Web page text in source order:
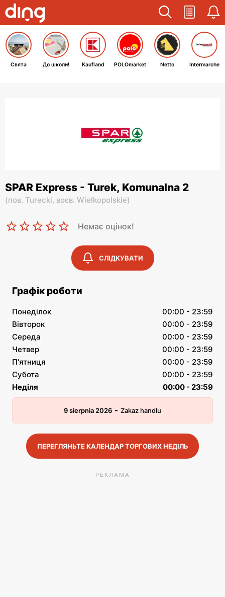
Свята До школи! Kaufland POLOmarket Netto Intermarche
SPAR Express - Turek, Komunalna 2
(пов. Turecki, воєв. Wielkopolskie)
Немає оцінок!
СЛІДКУВАТИ
Графік роботи
Понеділок
00:00 - 23:59
Вівторок
00:00 - 23:59
Середа
00:00 - 23:59
Четвер
00:00 - 23:59
П'ятниця
00:00 - 23:59
Субота
00:00 - 23:59
Неділя
00:00 - 23:59
9 sierpnia 2026 - Zakaz handlu
ПЕРЕГЛЯНЬТЕ КАЛЕНДАР ТОРГОВИХ НЕДІЛЬ
РЕКЛАМА